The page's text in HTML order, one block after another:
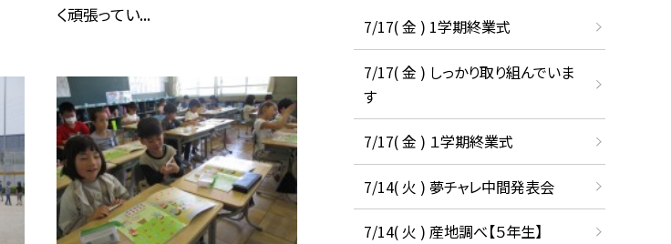
く頑張ってい...
7/17( 金 ) 1学期終業式
7/17( 金 ) しっかり取り組んでいま
す
7/17( 金 ) １学期終業式
7/14( 火 ) 夢チャレ中間発表会
7/14( 火 ) 産地調べ【５年生】